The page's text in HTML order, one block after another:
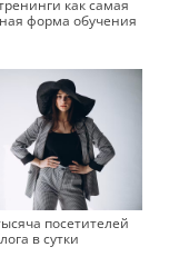
как самая
форма обучения
посетителей
в сутки